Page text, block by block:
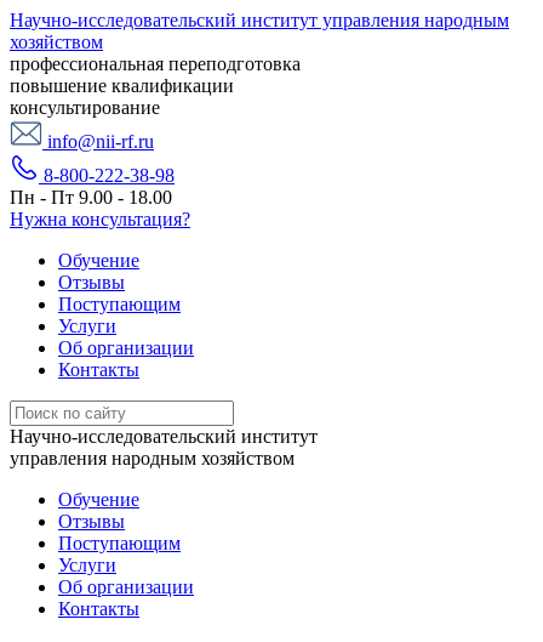
Научно-исследовательский институт управления народным
хозяйством
профессиональная переподготовка
повышение квалификации
консультирование
info@nii-rf.ru
8-800-222-38-98
Пн - Пт 9.00 - 18.00
Нужна консультация?
Обучение
Отзывы
Поступающим
Услуги
Об организации
Контакты
Научно-исследовательский институт
управления народным хозяйством
Обучение
Отзывы
Поступающим
Услуги
Об организации
Контакты